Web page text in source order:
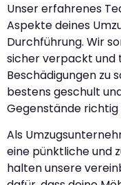
Unser erfahrenes
Aspekte deines
Durchführung. Wir
sicher verpackt und
Beschädigungen zu
bestens geschult
Gegenstände
Als
eine pünktliche und
halten unsere